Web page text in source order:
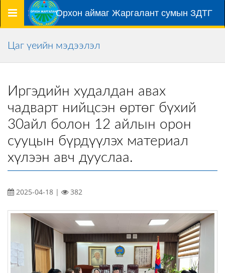
Цэс Орхон аймаг Жаргалант сумын ЗДТГ
Цаг үеийн мэдээлэл
Иргэдийн худалдан авах
чадварт нийцсэн өртөг бүхий
30айл болон 12 айлын орон
сууцын бүрдүүлэх материал
хүлээн авч дууслаа.
2025-04-18 | 382